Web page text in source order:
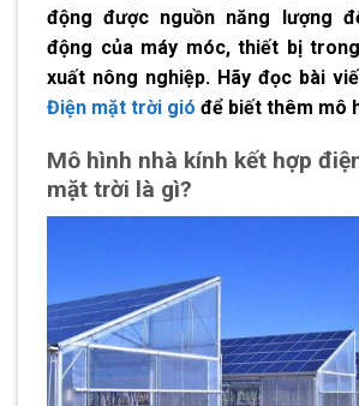
động được nguồn năng lượng
động của máy móc, thiết bị
xuất nông nghiệp. Hãy đọc bài
Điện mặt trời gió để biết thêm mô
Mô hình nhà kính kết hợp
mặt trời là gì?